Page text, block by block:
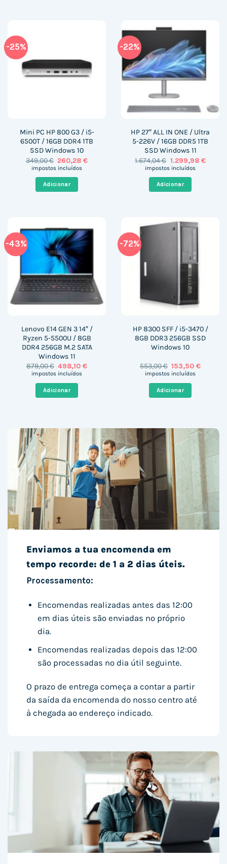
-25%
Mini PC HP 800 G3 / i5-
6500T / 16GB DDR4 1TB
SSD Windows 10
349,00€ O
preço
era:
349,00 €.
260,28€O
impostos incluídos
Adicionar
-22%
HP 27″ ALL IN ONE / Ultra
5-226V / 16GB DDR5 1TB
SSD Windows 11
1.674,04€ O
preço
era:
1.674,04 €.
1.299,98 €O
impostos incluídos
Adicionar
-43%
Lenovo E14 GEN 3 14″ /
Ryzen 5-5500U / 8GB
DDR4 256GB M.2 SATA
Windows 11
879,00€ O
preço
879,00 €.
498,10€O
impostos incluídos
Adicionar
-72%
HP 8300 SFF / i5-3470 /
8GB DDR3 256GB SSD
Windows 10
553,00€ O
preço
553,00 €.
153,50€O
impostos incluídos
Adicionar
Enviamos a tua encomenda em
tempo recorde: de 1 a 2 dias úteis.
Processamento:
Encomendas realizadas antes das 12:00
em dias úteis são enviadas no próprio
dia.
Encomendas realizadas depois das 12:00
são processadas no dia útil seguinte.
O prazo de entrega começa a contar a partir
da saída da encomenda do nosso centro até
à chegada ao endereço indicado.